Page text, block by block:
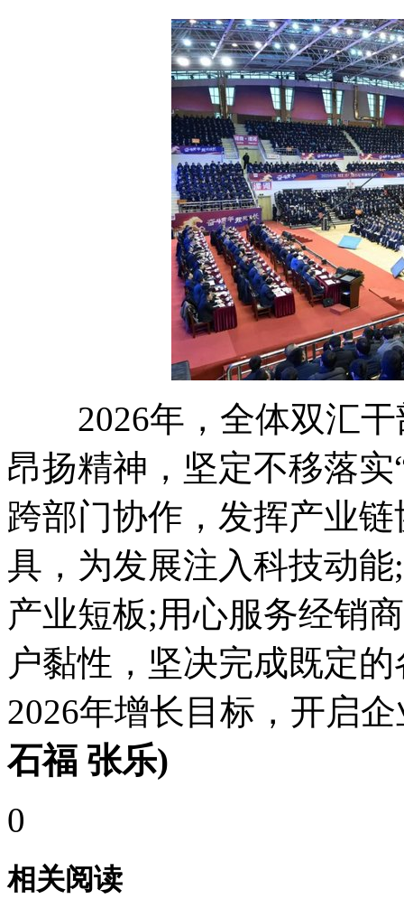
2026年，全体双汇干
昂扬精神，坚定不移落
跨部门协作，发挥产业
具，为发展注入科技动
产业短板;用心服务经销
户黏性，坚决完成既定
2026年增长目标，开启
石福 张乐)
0
相关阅读